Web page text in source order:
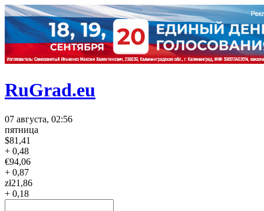
RuGrad.eu
07 августа, 02:56
пятница
$81,41
+ 0,48
€94,06
+ 0,87
zł21,86
+ 0,18